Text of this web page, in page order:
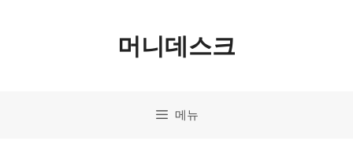
머니데스크
메뉴